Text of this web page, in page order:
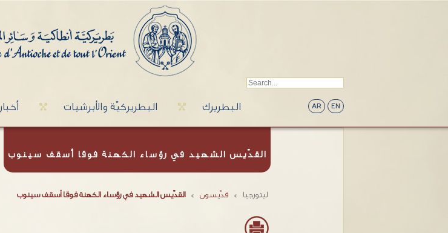
أخبار البطريركيّة والأبرشيات البطريرك AR EN
القدّيس الشهيد في رؤساء الكهنة فوقا أسقف سينوب
ليتورجيا » قدّيسون » القدّيس الشهيد في رؤساء الكهنة فوقا أسقف سينوب